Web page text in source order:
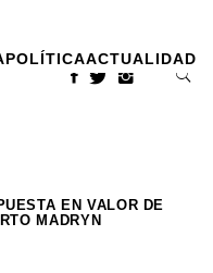
POLÍTICAACTUALIDAD
EN VALOR DE
MADRYN